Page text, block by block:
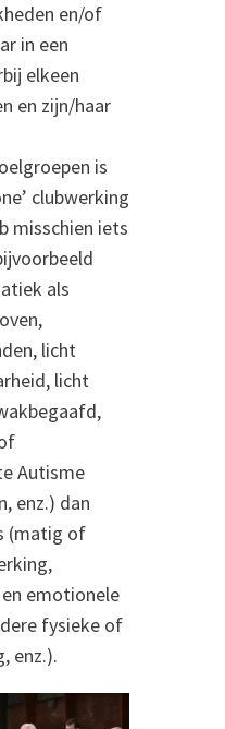
en/of
in een
elkeen
en zijn/haar
is
clubwerking
misschien iets
als
licht
licht
Autisme
enz.) dan
(matig of
emotionele
fysieke of
enz.).